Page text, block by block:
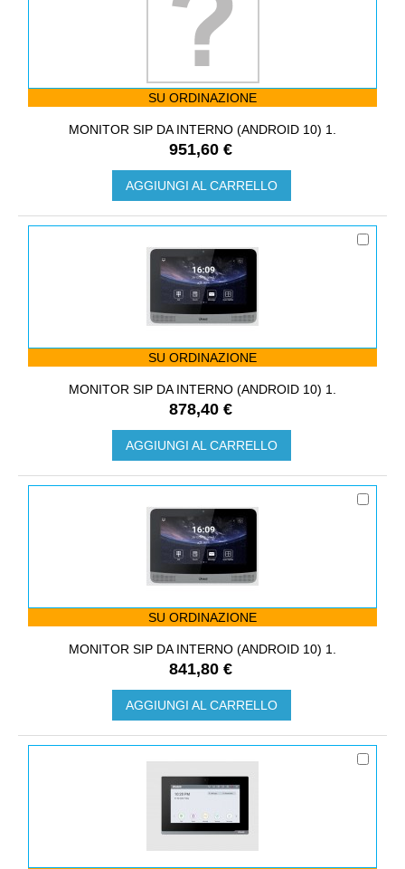
SU ORDINAZIONE
MONITOR SIP DA INTERNO (ANDROID 10) 1.
951,60 €
AGGIUNGI AL CARRELLO
SU ORDINAZIONE
MONITOR SIP DA INTERNO (ANDROID 10) 1.
878,40 €
AGGIUNGI AL CARRELLO
SU ORDINAZIONE
MONITOR SIP DA INTERNO (ANDROID 10) 1.
841,80 €
AGGIUNGI AL CARRELLO